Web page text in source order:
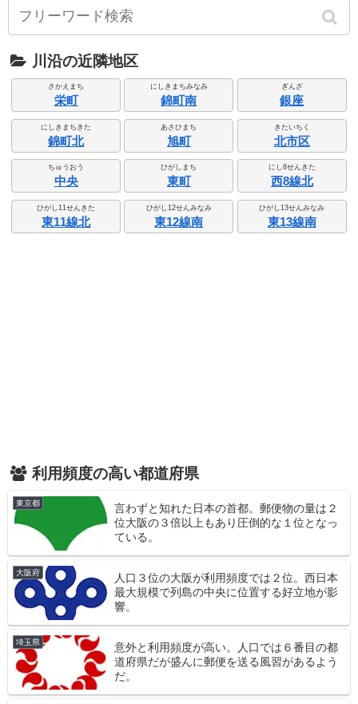
川沿の近隣地区
さかえまち
栄町
にしきまちみなみ
錦町南
ぎんざ
銀座
にしきまちきた
錦町北
あさひまち
旭町
きたいちく
北市区
ちゅうおう
中央
ひがしまち
東町
にし8せんきた
西8線北
ひがし11せんきた
東11線北
ひがし12せんみなみ
東12線南
ひがし13せんみなみ
東13線南
利用頻度の高い都道府県
東京都
言わずと知れた日本の首都。郵便物の量は２
位大阪の３倍以上もあり圧倒的な１位となっ
ている。
大阪府
人口３位の大阪が利用頻度では２位。西日本
最大規模で列島の中央に位置する好立地が影
響。
埼玉県
意外と利用頻度が高い。人口では６番目の都
道府県だが盛んに郵便を送る風習があるよう
だ。